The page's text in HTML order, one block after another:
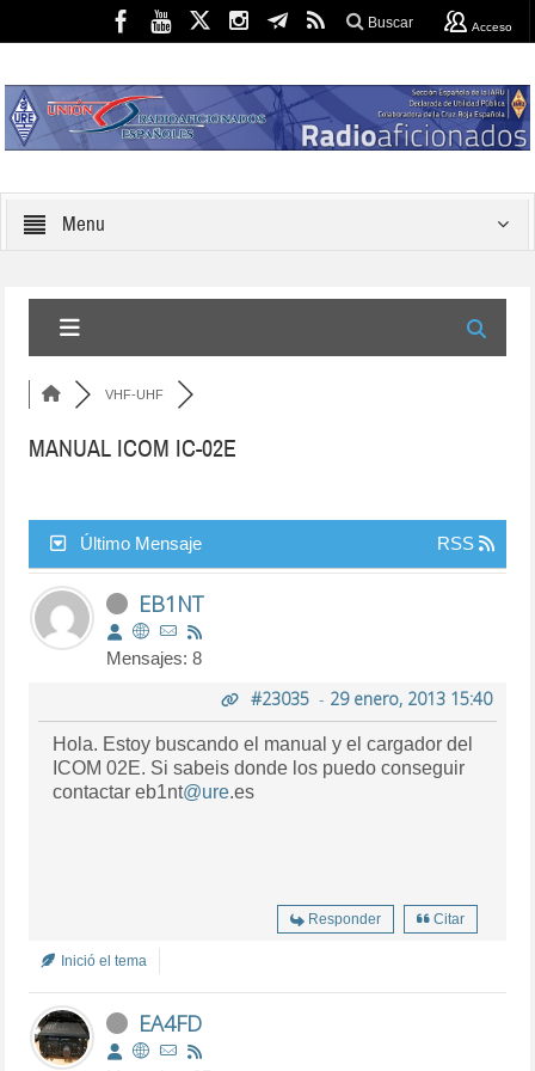
Buscar Acceso
Menu
VHF-UHF
MANUAL ICOM IC-02E
Último Mensaje RSS
EB1NT
Mensajes: 8
#23035- 29 enero, 2013 15:40
Hola. Estoy buscando el manual y el cargador del
ICOM 02E. Si sabeis donde los puedo conseguir
contactar eb1nt@ure.es
Responder Citar
Inició el tema
EA4FD